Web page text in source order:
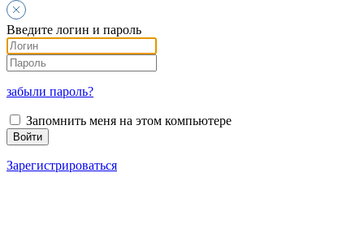
Введите логин и пароль
забыли пароль?
Запомнить меня на этом компьютере
Зарегистрироваться